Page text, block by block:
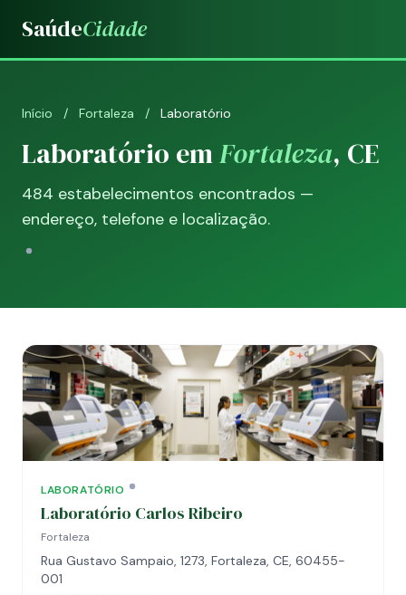
SaúdeCidade
Início / Fortaleza / Laboratório
Laboratório emFortaleza, CE
484 estabelecimentos encontrados —
endereço, telefone e localização.
LABORATÓRIO
Laboratório Carlos Ribeiro
Fortaleza
Rua Gustavo Sampaio, 1273, Fortaleza, CE, 60455-
001